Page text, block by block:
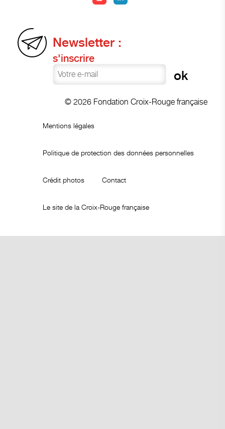
Newsletter :
s'inscrire
© 2026 Fondation Croix-Rouge française
Mentions légales
Politique de protection des données personnelles
Crédit photos Contact
Le site de la Croix-Rouge française